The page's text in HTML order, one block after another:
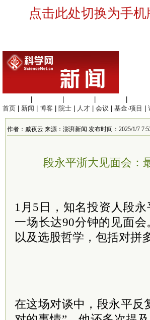
点击此处切换为手机
首页
新闻 博客 院士 人才 会议 基金·项目
作者：戚夜云 来源：澎湃新闻 发布时间：2025/1/7
段永平浙大见面会：
1月5日，知名投资人段
一场长达90分钟的见面
以及选股哲学，包括对拼
在这场对谈中，段永平反